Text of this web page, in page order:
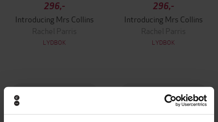
296,-
Introducing Mrs Collins
Rachel Parris
LYDBOK
296,-
Introducing Mrs Collins
Rachel Parris
LYDBOK